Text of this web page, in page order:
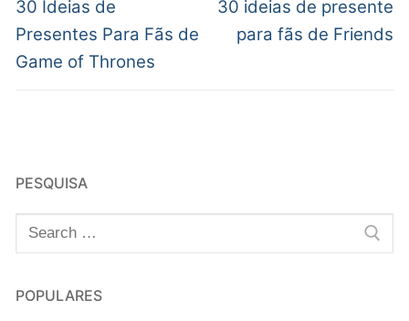
30 Ideias de
Presentes Para Fãs de
Game of Thrones
30 ideias de presente
para fãs de Friends
PESQUISA
POPULARES